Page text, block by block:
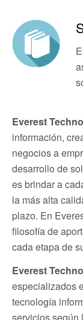
Everest
información,
negocios a
desarrollo de
es brindar a
la más alta
plazo. En
filosofía de
cada etapa de
Everest
especializados
tecnología